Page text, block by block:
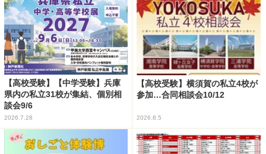
【高校受験】【中学受験】兵庫
県内の私立31校が集結、個別相
談会9/6
2026.7.28
【高校受験】横須賀の私立4校が
参加…合同相談会10/12
2026.8.5